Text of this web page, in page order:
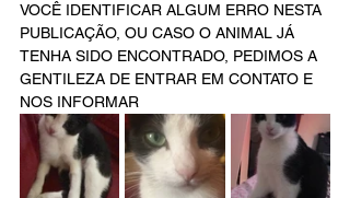
VOCÊ IDENTIFICAR ALGUM ERRO NESTA
PUBLICAÇÃO, OU CASO O ANIMAL JÁ
TENHA SIDO ENCONTRADO, PEDIMOS A
GENTILEZA DE ENTRAR EM CONTATO E
NOS INFORMAR